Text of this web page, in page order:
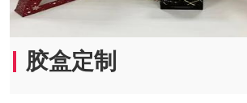
胶盒定制